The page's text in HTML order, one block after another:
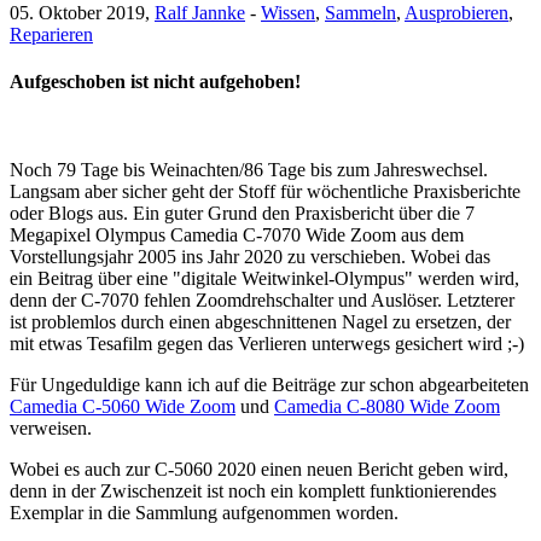
05. Oktober 2019, Ralf Jannke - Wissen, Sammeln, Ausprobieren,
Reparieren
Aufgeschoben ist nicht aufgehoben!
Noch 79 Tage bis Weinachten/86 Tage bis zum Jahreswechsel.
Langsam aber sicher geht der Stoff für wöchentliche Praxisberichte
oder Blogs aus. Ein guter Grund den Praxisbericht über die 7
Megapixel Olympus Camedia C-7070 Wide Zoom aus dem
Vorstellungsjahr 2005 ins Jahr 2020 zu verschieben. Wobei das
ein Beitrag über eine "digitale Weitwinkel-Olympus" werden wird,
denn der C-7070 fehlen Zoomdrehschalter und Auslöser. Letzterer
ist problemlos durch einen abgeschnittenen Nagel zu ersetzen, der
mit etwas Tesafilm gegen das Verlieren unterwegs gesichert wird ;-)
Für Ungeduldige kann ich auf die Beiträge zur schon abgearbeiteten
Camedia C-5060 Wide Zoom und Camedia C-8080 Wide Zoom
verweisen.
Wobei es auch zur C-5060 2020 einen neuen Bericht geben wird,
denn in der Zwischenzeit ist noch ein komplett funktionierendes
Exemplar in die Sammlung aufgenommen worden.